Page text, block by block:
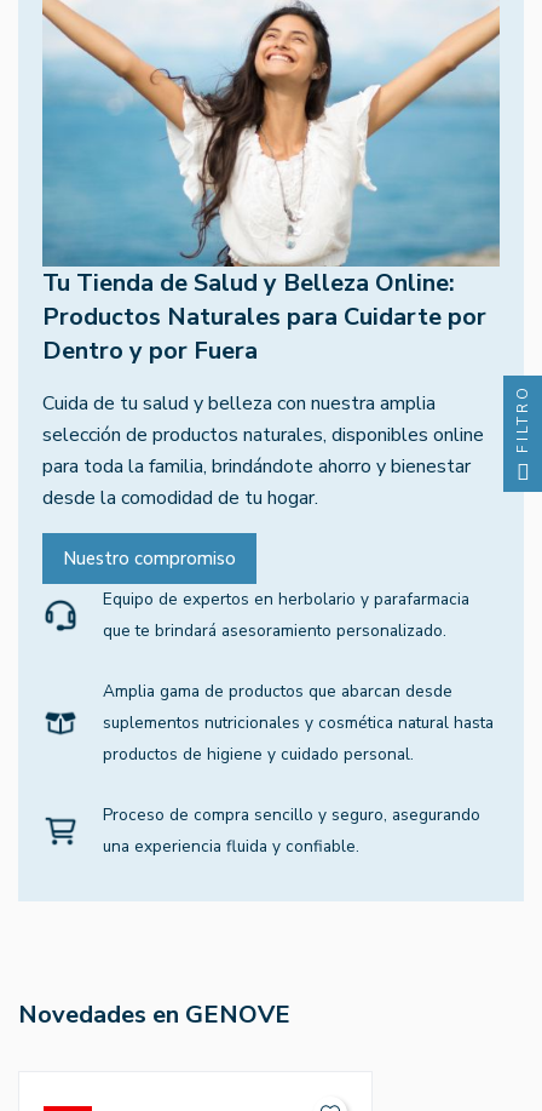
Tu Tienda de Salud y Belleza Online:
Productos Naturales para Cuidarte por
Dentro y por Fuera
Cuida de tu salud y belleza con nuestra amplia
selección de productos naturales, disponibles online
para toda la familia, brindándote ahorro y bienestar
desde la comodidad de tu hogar.
Nuestro compromiso
Equipo de expertos en herbolario y parafarmacia
que te brindará asesoramiento personalizado.
Amplia gama de productos que abarcan desde
suplementos nutricionales y cosmética natural hasta
productos de higiene y cuidado personal.
Proceso de compra sencillo y seguro, asegurando
una experiencia fluida y confiable.
Novedades en GENOVE
FILTRO